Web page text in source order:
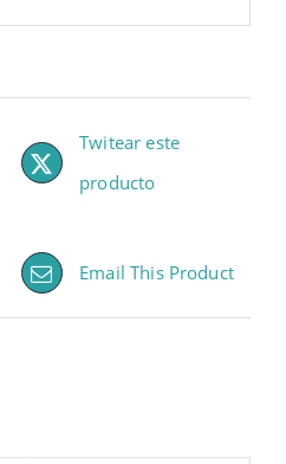
Twitear este
producto
Email This Product